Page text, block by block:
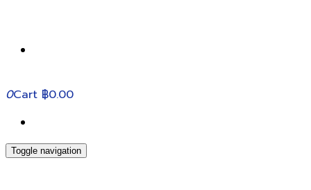
0Cart ฿0.00
Toggle navigation